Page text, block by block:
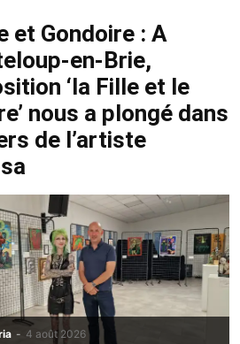
et Gondoire : A
en-Brie,
‘la Fille et le
nous a plongé dans
de l’artiste
- 4 août 2026